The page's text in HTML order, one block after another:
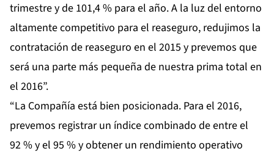
trimestre y de 101,4 % para el año. A la luz del entorno
altamente competitivo para el reaseguro, redujimos la
contratación de reaseguro en el 2015 y prevemos que
será una parte más pequeña de nuestra prima total en
el 2016”.
“La Compañía está bien posicionada. Para el 2016,
prevemos registrar un índice combinado de entre el
92 % y el 95 % y obtener un rendimiento operativo